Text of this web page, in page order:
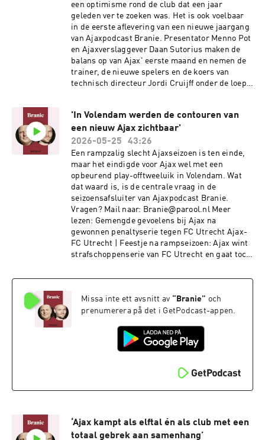
een optimisme rond de club dat een jaar
geleden ver te zoeken was. Het is ook voelbaar
in de eerste aflevering van een nieuwe jaargang
van Ajaxpodcast Branie. Presentator Menno Pot
en Ajaxverslaggever Daan Sutorius maken de
balans op van Ajax' eerste maand en nemen de
trainer, de nieuwe spelers en de koers van
technisch directeur Jordi Cruijff onder de loep.
signaleert ook ruimte voor verbetering Wat de
stunt met Julian Brandt zegt over het
aankoopbeleid van Jordi Cruijff Komt de klasse
van Oscar Gloukh eindelijk tot zijn recht bij
Ajax? Gemaakt door:Presentator: Menno
PotAnalist: Daan SutoriusMontage: Laura
HiskenProductie: Olaf Heyblom, Verena
VerhoevenMuziek: Kloaq Audio DesignSee
omnystudio.com/listener for privacy
information.
'In Volendam werden de contouren van
een nieuw Ajax zichtbaar'
2026-05-25
43:26
Een rampzalig slecht Ajaxseizoen is ten einde,
maar het eindigde voor Ajax wel met een
opbeurend play-offtweeluik in Volendam. Wat
dat waard is, is de centrale vraag in de
seizoensafsluiter van Ajaxpodcast Branie.
Vragen? Mail naar: Branie@parool.nl Meer
lezen: Gemengde gevoelens bij Ajax na
gewonnen penaltyserie tegen FC Utrecht Ajax-
FC Utrecht | Feestje na rampseizoen: Ajax wint
strafschoppenserie van FC Utrecht en gaat toch
Groningen en blijft in de race voor Europees
joligheid, fanatisme en relletjes Verdriet en
onbegrip bij Hera United na degradatie: ‘Het
Conference League omarmen: waarom Europees
laagste niveau een zegen zou zijn voor
Menno PotAnalist: Jop van Kempen, Daan
Sutorius en Bas SoetenhorstMontage: Tiemen
HagemanProductie: Verena VerhoevenMuziek:
information.
Missa inte ett avsnitt av “ Branie” och
prenumerera på det i GetPodcast-appen.
‘Ajax kampt als elftal én als club met een
totaal gebrek aan samenhang’